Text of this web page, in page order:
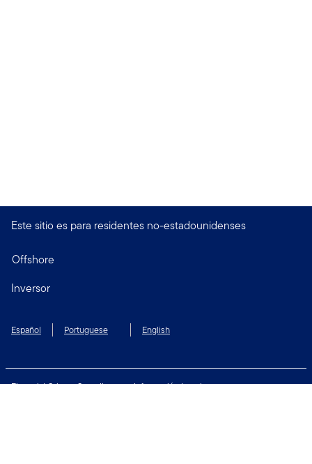
Este sitio es para residentes no-estadounidenses
Offshore
Inversor
Español Portuguese English
Financial Crimes Compliance
Información Legal